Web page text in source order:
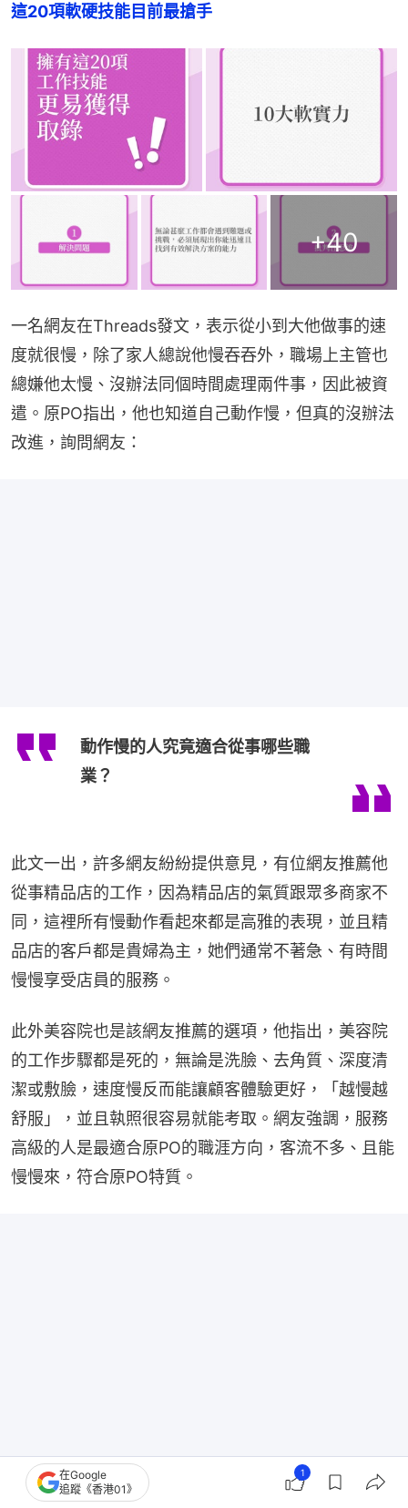
這20項軟硬技能目前最搶手
+40
一名網友在Threads發文，表示從小到大他做事的速
度就很慢，除了家人總說他慢吞吞外，職場上主管也
總嫌他太慢、沒辦法同個時間處理兩件事，因此被資
遣。原PO指出，他也知道自己動作慢，但真的沒辦法
改進，詢問網友：
動作慢的人究竟適合從事哪些職
業？
此文一出，許多網友紛紛提供意見，有位網友推薦他
從事精品店的工作，因為精品店的氣質跟眾多商家不
同，這裡所有慢動作看起來都是高雅的表現，並且精
品店的客戶都是貴婦為主，她們通常不著急、有時間
慢慢享受店員的服務。
此外美容院也是該網友推薦的選項，他指出，美容院
的工作步驟都是死的，無論是洗臉、去角質、深度清
潔或敷臉，速度慢反而能讓顧客體驗更好，「越慢越
舒服」，並且執照很容易就能考取。網友強調，服務
高級的人是最適合原PO的職涯方向，客流不多、且能
慢慢來，符合原PO特質。
找工作薪水比發展更重要？年輕人寧做餐飲不坐辦公
在Google
追蹤《香港01》
1